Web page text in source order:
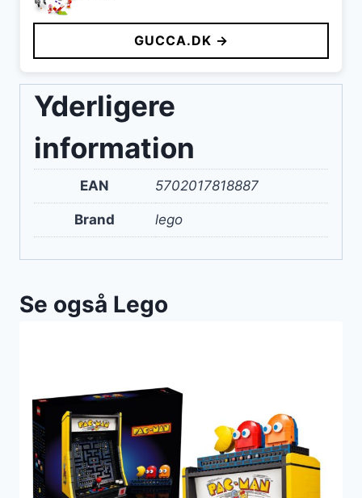
GUCCA.DK →
Yderligere
information
EAN 5702017818887
Brand lego
Se også Lego